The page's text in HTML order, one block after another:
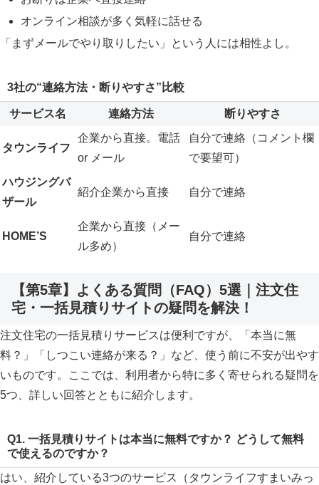
オンライン相談が多く気軽に話せる
「まずメールでやり取りしたい」という人には相性よし。
3社の“連絡方法・断りやすさ”比較
サービス名 連絡方法 断りやすさ
タウンライフ
企業から直接。電話
or メール
自分で連絡（コメント欄
で要望可）
ハウジングバ
ザール
紹介企業から直接 自分で連絡
HOME’S
企業から直接（メー
ル多め）
自分で連絡
【第5章】よくある質問（FAQ）5選｜注文住
宅・一括見積りサイトの疑問を解決！
注文住宅の一括見積りサービスは便利ですが、「本当に無
料？」「しつこい連絡が来る？」など、使う前に不安が出やす
いものです。ここでは、利用者から特に多く寄せられる疑問を
5つ、詳しい回答とともに紹介します。
Q1. 一括見積りサイトは本当に無料ですか？ どうして無料
で使えるのですか？
はい、紹介している3つのサービス（タウンライフすまいみっ